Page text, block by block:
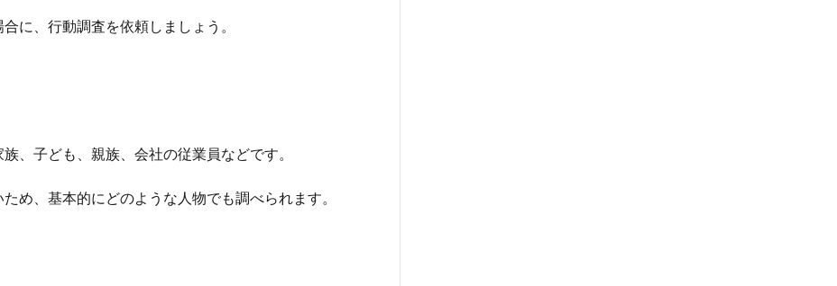
に、行動調査を依頼しましょう。
、子ども、親族、会社の従業員などです。
め、基本的にどのような人物でも調べられます。